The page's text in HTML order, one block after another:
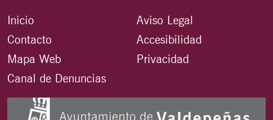
Inicio
Contacto
Mapa Web
Canal de Denuncias
Aviso Legal
Accesibilidad
Privacidad